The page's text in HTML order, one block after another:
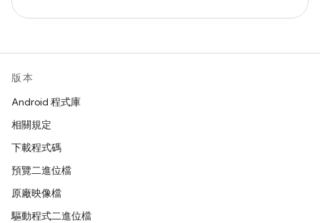
版本
Android 程式庫
相關規定
下載程式碼
預覽二進位檔
原廠映像檔
驅動程式二進位檔